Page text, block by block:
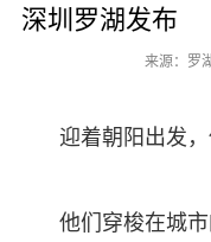
深圳罗湖发布
来源：罗
迎着朝阳出发
他们穿梭在城